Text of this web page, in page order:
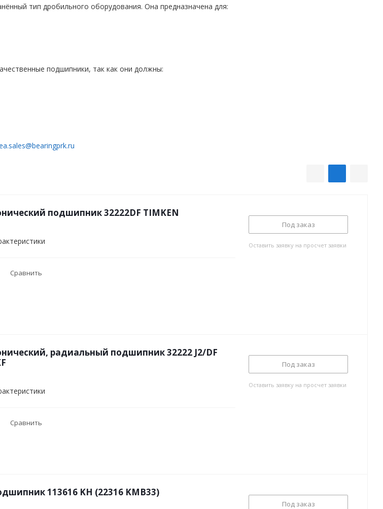
тип дробильного оборудования. Она предназначена для:
подшипники, так как они должны:
подшипник 32222DF TIMKEN
Сравнить
Под заказ
Оставить заявку на просчет заявки
радиальный подшипник 32222 J2/DF
Сравнить
Под заказ
Оставить заявку на просчет заявки
113616 KН (22316 KMB33)
Под заказ